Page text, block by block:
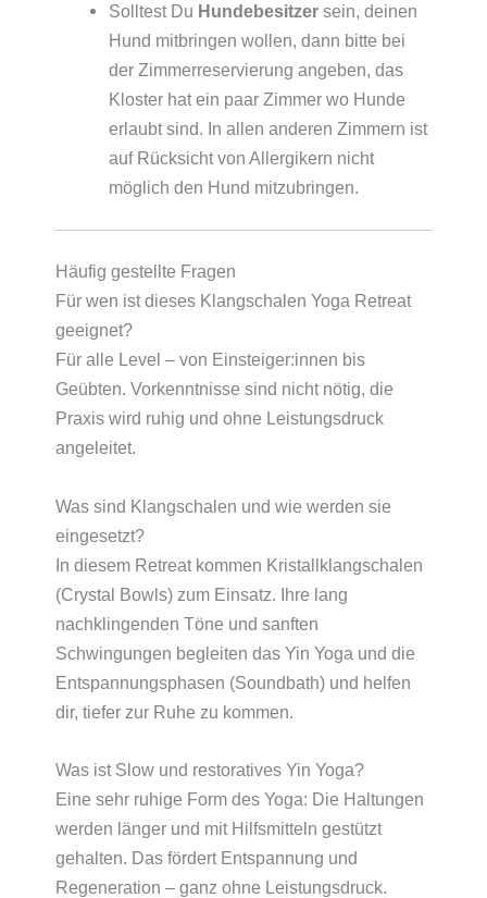
Solltest Du Hundebesitzer sein, deinen
Hund mitbringen wollen, dann bitte bei
der Zimmerreservierung angeben, das
Kloster hat ein paar Zimmer wo Hunde
erlaubt sind. In allen anderen Zimmern ist
auf Rücksicht von Allergikern nicht
möglich den Hund mitzubringen.
Häufig gestellte Fragen
Für wen ist dieses Klangschalen Yoga Retreat
geeignet?
Für alle Level – von Einsteiger:innen bis
Geübten. Vorkenntnisse sind nicht nötig, die
Praxis wird ruhig und ohne Leistungsdruck
angeleitet.
Was sind Klangschalen und wie werden sie
eingesetzt?
In diesem Retreat kommen Kristallklangschalen
(Crystal Bowls) zum Einsatz. Ihre lang
nachklingenden Töne und sanften
Schwingungen begleiten das Yin Yoga und die
Entspannungsphasen (Soundbath) und helfen
dir, tiefer zur Ruhe zu kommen.
Was ist Slow und restoratives Yin Yoga?
Eine sehr ruhige Form des Yoga: Die Haltungen
werden länger und mit Hilfsmitteln gestützt
gehalten. Das fördert Entspannung und
Regeneration – ganz ohne Leistungsdruck.